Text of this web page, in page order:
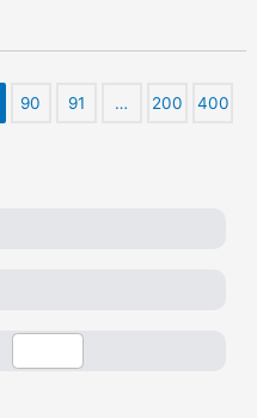
90 91 … 200 400